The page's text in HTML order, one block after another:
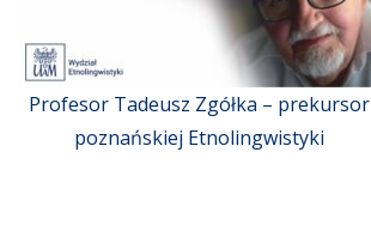
Profesor Tadeusz Zgółka – prekursor
poznańskiej Etnolingwistyki